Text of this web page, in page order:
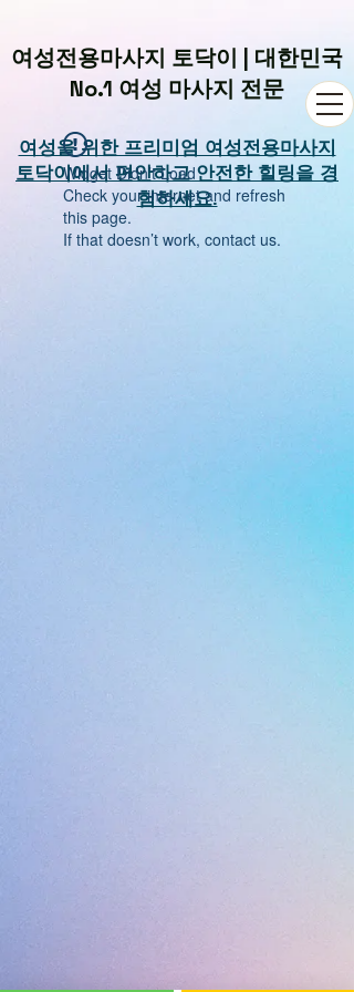
여성전용마사지 토닥이 | 대한민국
No.1 여성 마사지 전문
여성을 위한 프리미엄 여성전용마사지
토닥이에서 편안하고 안전한 힐링을 경
험하세요.
Widget Didn’t Load
Check your internet and refresh
this page.
If that doesn’t work, contact us.